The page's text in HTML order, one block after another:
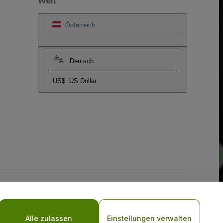
Österreich
Deutsch
US$ US Dollar
RichtlinieundDatenschutzrichtlinie für Mobilanwendungen
Alle zulassen Einstellungen verwalten